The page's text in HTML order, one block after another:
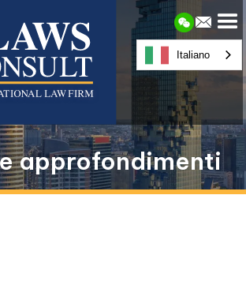
approfondimenti
Italiano